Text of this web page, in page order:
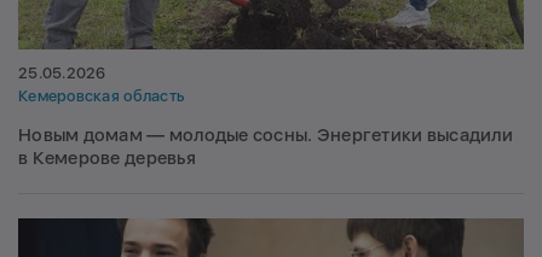
25.05.2026
Кемеровская область
Новым домам — молодые сосны. Энергетики высадили
в Кемерове деревья